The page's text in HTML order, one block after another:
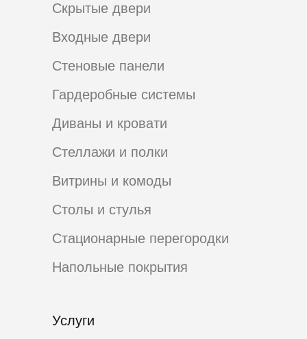
Входные двери
Стеновые панели
Услуги
Скрытые двери
Гардеробные системы
Диваны и кровати
Столы и стулья
Витрины и комоды
Стеллажи и полки
Стационарные перегородки
Напольные покрытия